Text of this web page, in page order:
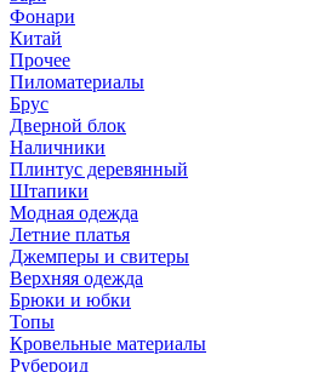
Фонари
Китай
Прочее
Пиломатериалы
Брус
Дверной блок
Наличники
Плинтус деревянный
Штапики
Модная одежда
Летние платья
Джемперы и свитеры
Верхняя одежда
Брюки и юбки
Топы
Кровельные материалы
Рубероид